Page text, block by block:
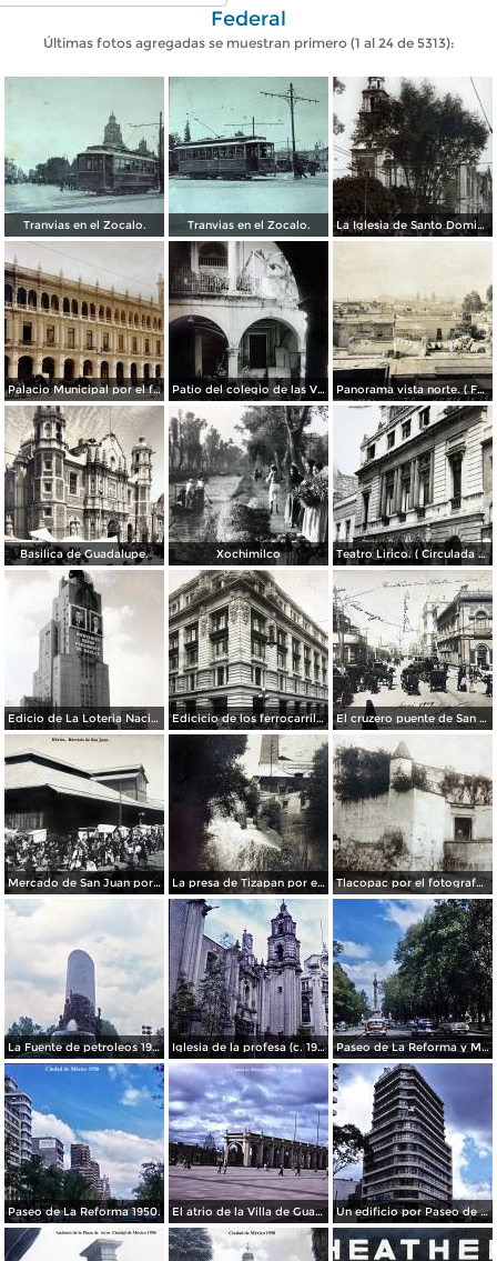
Federal
Últimas fotos agregadas se muestran primero (1 al 24 de 5313):
Tranvias en el Zocalo. Tranvias en el Zocalo. La Iglesia de Santo Domingo.
Palacio Municipal por el fotografo Hugo Brehme.. Patio del colegio de las Vizcainas por el fotografo Hugo Brehme. Panorama vista norte. ( Fechada el 20 de Junio de 1905 ).
Basilica de Guadalupe. Xochimilco Teatro Lirico. ( Circulada el 1 de Agosto de 1926 ).
Edicio de La Loteria Nacional Ciudad de México Abril de 1964 Edicicio de los ferrocarriles. El cruzero puente de San Francisco y Guardiola por el fotografo Felix Miret.
Mercado de San Juan por el fotografo Felix Miret La presa de Tizapan por el fotografo Fernando Kososky. ( Circulada el 22 de Diembre de 1910 ). Tlacopac por el fotografo Hugo Brehme.
La Fuente de petroleos 1950. Iglesia de la profesa (c. 1950) Paseo de La Reforma y Mto a La Independencia 1950
Paseo de La Reforma 1950. El atrio de la Villa de Guadalupe 1950. Un edificio por Paseo de La Reforma 1950